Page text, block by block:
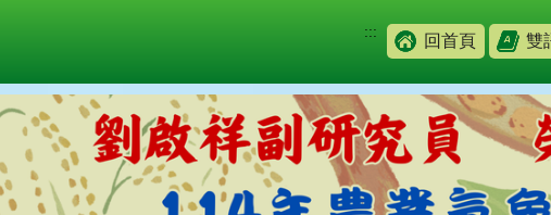
::: 回首頁 雙